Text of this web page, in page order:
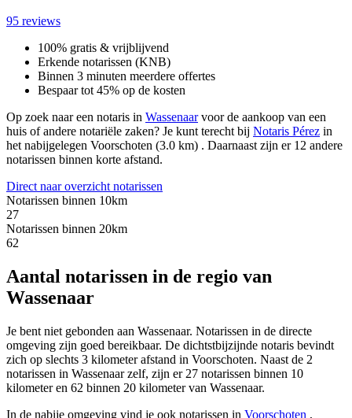
95 reviews
100% gratis & vrijblijvend
Erkende notarissen (KNB)
Binnen 3 minuten meerdere offertes
Bespaar tot 45% op de kosten
Op zoek naar een notaris in Wassenaarvoor de aankoop van een
huis of andere notariële zaken? Je kunt terecht bij Notaris Pérez in
het nabijgelegen Voorschoten (3.0 km) . Daarnaast zijn er 12 andere
notarissen binnen korte afstand.
Direct naar overzicht notarissen
Notarissen binnen 10km
27
Notarissen binnen 20km
62
Aantal notarissen in de regio van
Wassenaar
Je bent niet gebonden aan Wassenaar. Notarissen in de directe
omgeving zijn goed bereikbaar. De dichtstbijzijnde notaris bevindt
zich op slechts 3 kilometer afstand in Voorschoten. Naast de 2
notarissen in Wassenaar zelf, zijn er 27 notarissen binnen 10
kilometer en 62 binnen 20 kilometer van Wassenaar.
In de nabije omgeving vind je ook notarissen in Voorschoten ,